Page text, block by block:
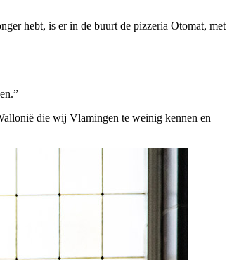
hebt, is er in de buurt de pizzeria Otomat, met
die wij Vlamingen te weinig kennen en